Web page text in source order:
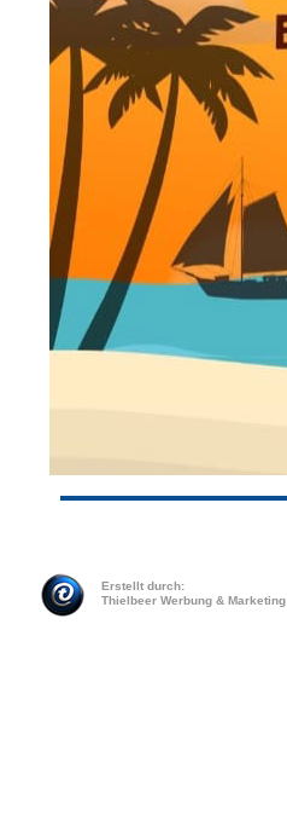
Erstellt durch:
Thielbeer Werbung & Marketing